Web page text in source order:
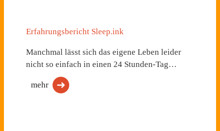
Erfahrungsbericht Sleep.ink
Manchmal lässt sich das eigene Leben leider
nicht so einfach in einen 24 Stunden-Tag…
mehr